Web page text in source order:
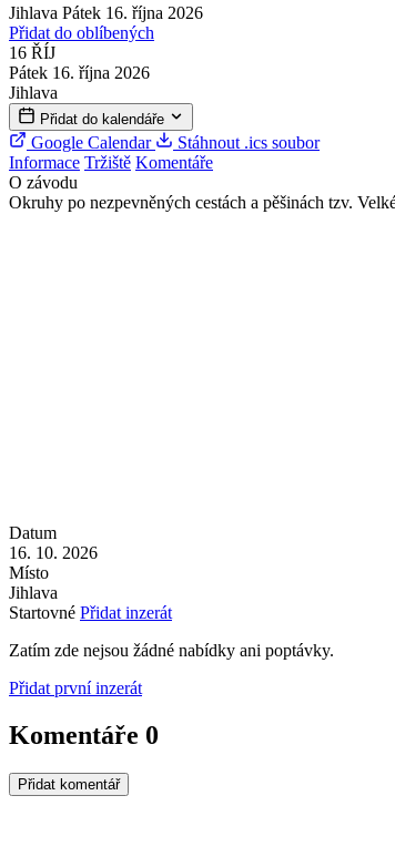
Jihlava Pátek 16. října 2026
Přidat do oblíbených
16 ŘÍJ
Pátek 16. října 2026
Jihlava
Přidat do kalendáře
Google Calendar
Stáhnout .ics soubor
Informace Tržiště Komentáře
O závodu
Okruhy po nezpevněných cestách a pěšinách tzv.
Datum
16. 10. 2026
Místo
Jihlava
Startovné Přidat inzerát
Zatím zde nejsou žádné nabídky ani poptávky.
Přidat první inzerát
Komentáře 0
Přidat komentář